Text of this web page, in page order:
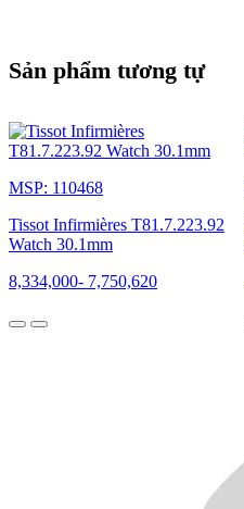
Sản phẩm tương tự
MSP: 110468
Tissot Infirmières T81.7.223.92
Watch 30.1mm
8,334,000- 7,750,620